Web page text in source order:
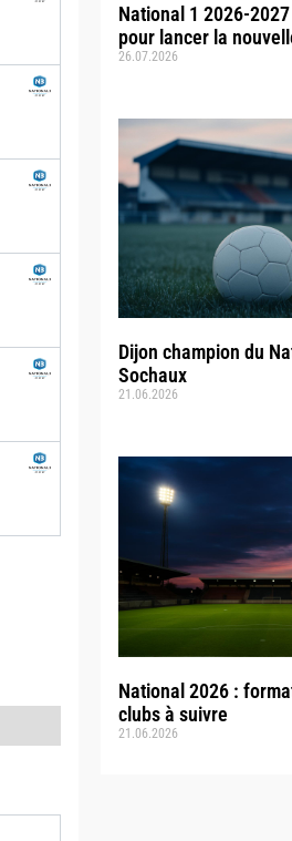
National 1 2026-
pour lancer la
26.07.2026
Dijon champion du
Sochaux
21.06.2026
National 2026 :
clubs à suivre
21.06.2026